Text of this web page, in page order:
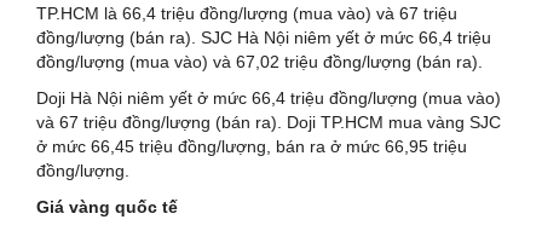
TP.HCM là 66,4 triệu đồng/lượng (mua vào) và 67 triệu
đồng/lượng (bán ra). SJC Hà Nội niêm yết ở mức 66,4 triệu
đồng/lượng (mua vào) và 67,02 triệu đồng/lượng (bán ra).
Doji Hà Nội niêm yết ở mức 66,4 triệu đồng/lượng (mua vào)
và 67 triệu đồng/lượng (bán ra). Doji TP.HCM mua vàng SJC
ở mức 66,45 triệu đồng/lượng, bán ra ở mức 66,95 triệu
đồng/lượng.
Giá vàng quốc tế